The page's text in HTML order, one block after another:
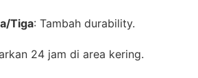
Tiga: Tambah durability.
24 jam di area kering.